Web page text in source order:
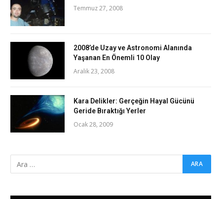
Temmuz 27, 2008
2008’de Uzay ve Astronomi Alanında
Yaşanan En Önemli 10 Olay
Aralık 23, 2008
Kara Delikler: Gerçeğin Hayal Gücünü
Geride Bıraktığı Yerler
Ocak 28, 2009